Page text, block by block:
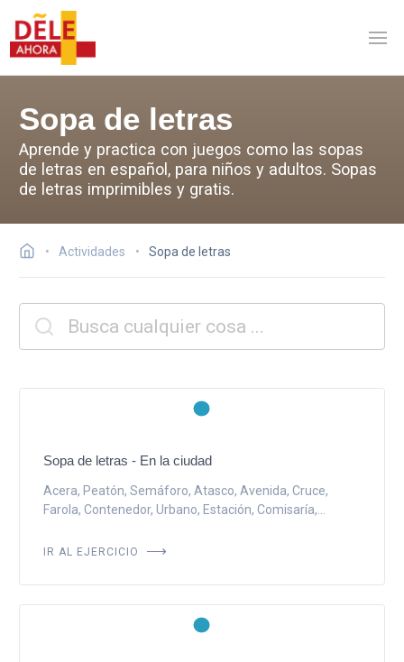
Sopa de letras
Aprende y practica con juegos como las sopas
de letras en español, para niños y adultos. Sopas
de letras imprimibles y gratis.
Actividades Sopa de letras
Sopa de letras - En la ciudad
Acera, Peatón, Semáforo, Atasco, Avenida, Cruce,
Farola, Contenedor, Urbano, Estación, Comisaría,...
IR AL EJERCICIO